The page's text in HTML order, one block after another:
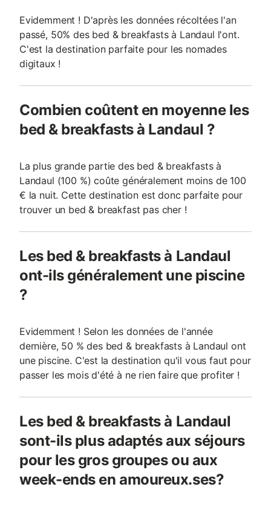
Evidemment ! D'après les données récoltées l'an
passé, 50% des bed & breakfasts à Landaul l'ont.
C'est la destination parfaite pour les nomades
digitaux !
Combien coûtent en moyenne les
bed & breakfasts à Landaul ?
La plus grande partie des bed & breakfasts à
Landaul (100 %) coûte généralement moins de 100
€ la nuit. Cette destination est donc parfaite pour
trouver un bed & breakfast pas cher !
Les bed & breakfasts à Landaul
ont-ils généralement une piscine
?
Evidemment ! Selon les données de l'année
dernière, 50 % des bed & breakfasts à Landaul ont
une piscine. C'est la destination qu'il vous faut pour
passer les mois d'été à ne rien faire que profiter !
Les bed & breakfasts à Landaul
sont-ils plus adaptés aux séjours
pour les gros groupes ou aux
week-ends en amoureux.ses?